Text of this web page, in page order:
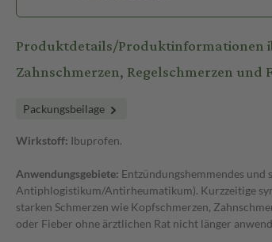
Produktdetails/Produktinformationen
Zahnschmerzen, Regelschmerzen und
Packungsbeilage
Wirkstoff: Ibuprofen.
Anwendungsgebiete: Entzündungshemmendes
Antiphlogistikum/Antirheumatikum). Kurzzeitige
starken Schmerzen wie Kopfschmerzen,
oder Fieber ohne ärztlichen Rat nicht länger